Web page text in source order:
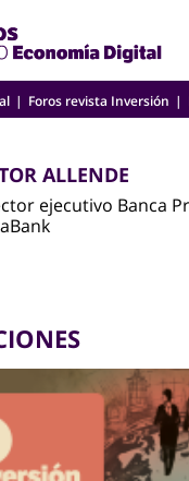
Foros revista Inversión
ALLENDE
ejecutivo Banca